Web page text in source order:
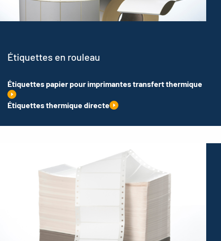
Étiquettes en rouleau
Étiquettes papier pour imprimantes transfert thermique
Étiquettes thermique directe